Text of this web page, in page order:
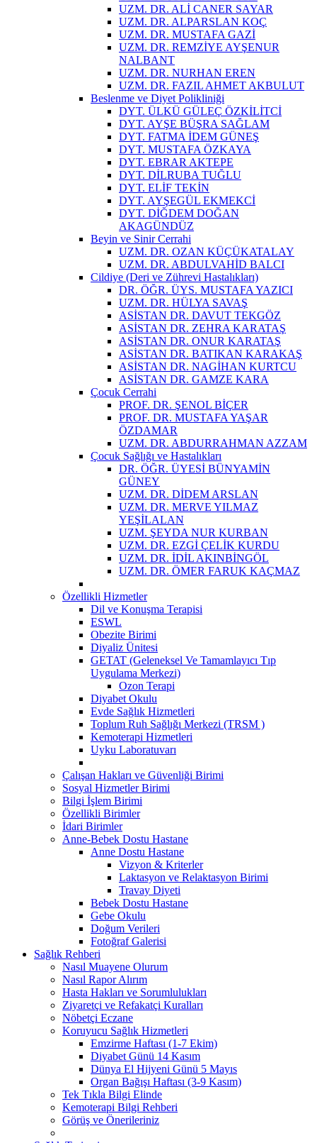
UZM. DR. ALİ CANER SAYAR
UZM. DR. ALPARSLAN KOÇ
UZM. DR. MUSTAFA GAZİ
UZM. DR. REMZİYE AYŞENUR
NALBANT
UZM. DR. NURHAN EREN
UZM. DR. FAZIL AHMET AKBULUT
Beslenme ve Diyet Polikliniği
DYT. ÜLKÜ GÜLEÇ ÖZKİLİTCİ
DYT. AYŞE BÜŞRA SAĞLAM
DYT. FATMA İDEM GÜNEŞ
DYT. MUSTAFA ÖZKAYA
DYT. EBRAR AKTEPE
DYT. DİLRUBA TUĞLU
DYT. ELİF TEKİN
DYT. AYŞEGÜL EKMEKCİ
DYT. DİĞDEM DOĞAN
AKAGÜNDÜZ
Beyin ve Sinir Cerrahi
UZM. DR. OZAN KÜÇÜKATALAY
UZM. DR. ABDULVAHİD BALCI
Cildiye (Deri ve Zührevi Hastalıkları)
DR. ÖĞR. ÜYS. MUSTAFA YAZICI
UZM. DR. HÜLYA SAVAŞ
ASİSTAN DR. DAVUT TEKGÖZ
ASİSTAN DR. ZEHRA KARATAŞ
ASİSTAN DR. ONUR KARATAŞ
ASİSTAN DR. BATIKAN KARAKAŞ
ASİSTAN DR. NAGİHAN KURTCU
ASİSTAN DR. GAMZE KARA
Çocuk Cerrahi
PROF. DR. ŞENOL BİÇER
PROF. DR. MUSTAFA YAŞAR
ÖZDAMAR
UZM. DR. ABDURRAHMAN AZZAM
Çocuk Sağlığı ve Hastalıkları
DR. ÖĞR. ÜYESİ BÜNYAMİN
GÜNEY
UZM. DR. DİDEM ARSLAN
UZM. DR. MERVE YILMAZ
YEŞİLALAN
UZM. ŞEYDA NUR KURBAN
UZM. DR. EZGİ ÇELİK KURDU
UZM. DR. İDİL AKINBİNGÖL
UZM. DR. ÖMER FARUK KAÇMAZ
Özellikli Hizmetler
Dil ve Konuşma Terapisi
ESWL
Obezite Birimi
Diyaliz Ünitesi
GETAT (Geleneksel Ve Tamamlayıcı Tıp
Uygulama Merkezi)
Ozon Terapi
Diyabet Okulu
Evde Sağlık Hizmetleri
Toplum Ruh Sağlığı Merkezi (TRSM )
Kemoterapi Hizmetleri
Uyku Laboratuvarı
Çalışan Hakları ve Güvenliği Birimi
Sosyal Hizmetler Birimi
Bilgi İşlem Birimi
Özellikli Birimler
İdari Birimler
Anne-Bebek Dostu Hastane
Anne Dostu Hastane
Vizyon & Kriterler
Laktasyon ve Relaktasyon Birimi
Travay Diyeti
Bebek Dostu Hastane
Gebe Okulu
Doğum Verileri
Fotoğraf Galerisi
Sağlık Rehberi
Nasıl Muayene Olurum
Nasıl Rapor Alırım
Hasta Hakları ve Sorumlulukları
Ziyaretçi ve Refakatçi Kuralları
Nöbetçi Eczane
Koruyucu Sağlık Hizmetleri
Emzirme Haftası (1-7 Ekim)
Diyabet Günü 14 Kasım
Dünya El Hijyeni Günü 5 Mayıs
Organ Bağışı Haftası (3-9 Kasım)
Tek Tıkla Bilgi Elinde
Kemoterapi Bilgi Rehberi
Görüş ve Önerileriniz